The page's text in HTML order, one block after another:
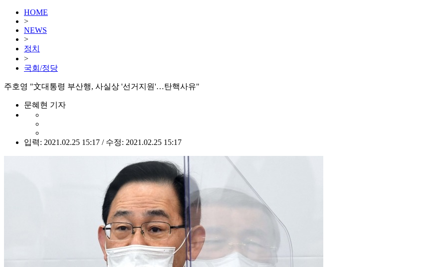
HOME
>
NEWS
>
정치
>
국회/정당
주호영 "文대통령 부산행, 사실상 '선거지원'…탄핵사유"
문혜현 기자
입력: 2021.02.25 15:17 / 수정: 2021.02.25 15:17